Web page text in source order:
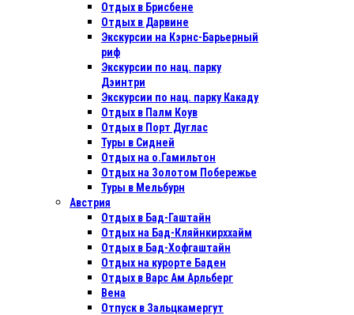
Отдых в Бриcбене
Отдых в Дарвине
Экскурсии на Кэрнс-Барьерный
риф
Экскурсии по нац. парку
Дэинтри
Экскурсии по нац. парку Какаду
Отдых в Палм Коув
Отдых в Порт Дуглас
Туры в Сидней
Отдых на о.Гамильтон
Отдых на Золотом Побережье
Туры в Мельбурн
Австрия
Отдых в Бад-Гаштайн
Отдых на Бад-Кляйнкирххайм
Отдых в Бад-Хофгаштайн
Отдых на курорте Баден
Отдых в Варс Ам Арльберг
Вена
Отпуск в Зальцкамергут